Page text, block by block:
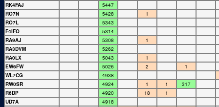
RK4FAJ
5447
RO7N
5428
1
RO7L
5343
F4IFO
5314
RA9AJ
5308
1
RA3DVM
5262
RA0LX
5043
1
EW6FW
5026 2
1
WL7CG
4938
RW0SR
4924 1 1
317
R6DP
4920 18
1
UD7A
4918